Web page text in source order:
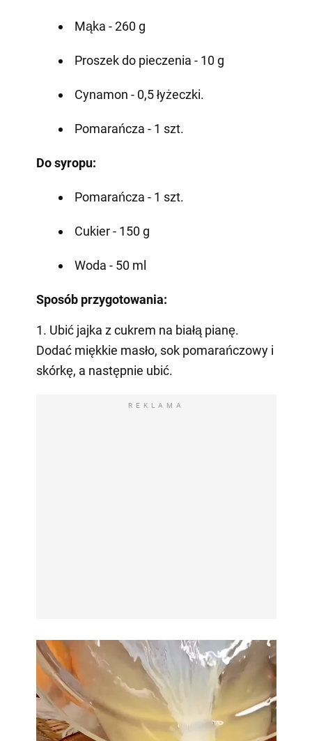
Mąka - 260 g
Proszek do pieczenia - 10 g
Cynamon - 0,5 łyżeczki.
Pomarańcza - 1 szt.
Do syropu:
Pomarańcza - 1 szt.
Cukier - 150 g
Woda - 50 ml
Sposób przygotowania:
1. Ubić jajka z cukrem na białą pianę.
Dodać miękkie masło, sok pomarańczowy i
skórkę, a następnie ubić.
REKLAMA